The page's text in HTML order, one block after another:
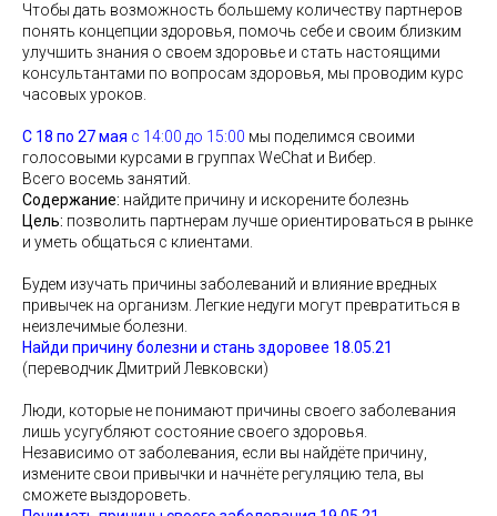
Чтобы дать возможность большему количеству партнеров
понять концепции здоровья, помочь себе и своим близким
улучшить знания о своем здоровье и стать настоящими
консультантами по вопросам здоровья, мы проводим курс
часовых уроков.
С 18 по 27 мая с 14:00 до 15:00 мы поделимся своими
голосовыми курсами в группах WeChat и Вибер.
Всего восемь занятий.
Содержание: найдите причину и искорените болезнь
Цель: позволить партнерам лучше ориентироваться в рынке
и уметь общаться с клиентами.
Будем изучать причины заболеваний и влияние вредных
привычек на организм. Легкие недуги могут превратиться в
неизлечимые болезни.
Найди причину болезни и стань здоровее 18.05.21
(переводчик Дмитрий Левковски)
Люди, которые не понимают причины своего заболевания
лишь усугубляют состояние своего здоровья.
Независимо от заболевания, если вы найдёте причину,
измените свои привычки и начнёте регуляцию тела, вы
сможете выздороветь.